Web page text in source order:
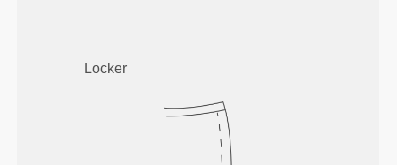
Locker